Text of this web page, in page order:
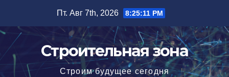
содержимому
Пт. Авг 7th, 2026 8:25:13 PM
Строительная зона
Строим будущее сегодня